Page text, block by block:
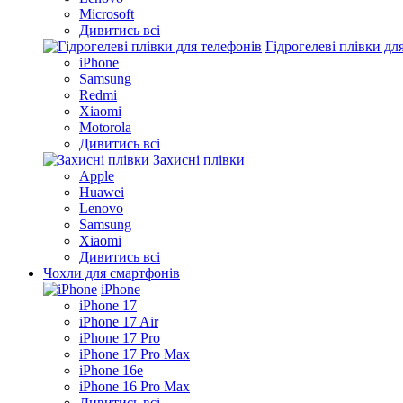
Microsoft
Дивитись всі
Гідрогелеві плівки
iPhone
Samsung
Redmi
Xiaomi
Motorola
Дивитись всі
Захисні плівки
Apple
Huawei
Lenovo
Samsung
Xiaomi
Дивитись всі
Чохли для смартфонів
iPhone
iPhone 17
iPhone 17 Air
iPhone 17 Pro
iPhone 17 Pro Max
iPhone 16e
iPhone 16 Pro Max